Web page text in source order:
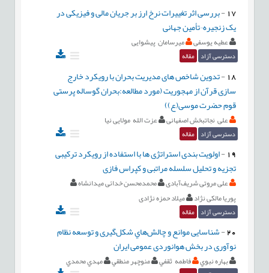
17
-بررسی اثر تغییرات نرخ ارز بر جریان مالی و فیزیکی در
یک زنجیره¬تأمین جهانی
عطیه یوسفی میرسامان پیشوایی
دسترسی آزاد مقاله
18
-تدوین شاخص های مدیریت بحران با رویکرد خارج
سازی قرآن از مهجوریت (مورد مطالعه:بحران گوساله پرستی
قوم حضرت موسی(ع))
علی نجاتبخش اصفهانی عزت الله مولایی نیا
دسترسی آزاد مقاله
19
-اولویت بندی استراتژی ها با استفاده از رویکرد ترکیبی
تجزیه و تحلیل سلسله مراتبی و کپراس فازی
علی مروتی شریف‌آبادی
محمدمحسن خدائی میدانشاه
پوریا مالکی نژاد
میلاد حمزه نژادی
دسترسی آزاد مقاله
20
-شناسایی موانع و چالش‌هاي شکل‌گیری و توسعه نظام
نوآوری در بخش هوانوردی عمومی ایران
بهاره نبوي فاطمه ثقفي منوچهر منطقي مهدي محمدي